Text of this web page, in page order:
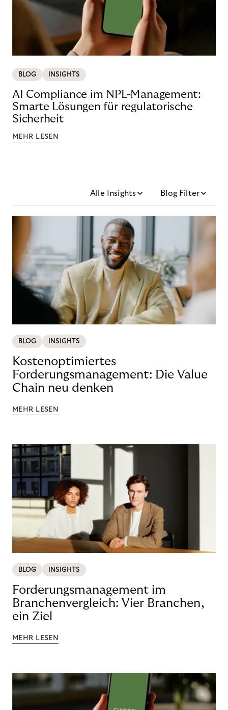
BLOG INSIGHTS
AI Compliance im NPL-Management:
Smarte Lösungen für regulatorische
Sicherheit
MEHR LESEN
Alle Insights Blog Filter
BLOG INSIGHTS
Kostenoptimiertes
Forderungsmanagement: Die Value
Chain neu denken
MEHR LESEN
BLOG INSIGHTS
Forderungsmanagement im
Branchenvergleich: Vier Branchen,
ein Ziel
MEHR LESEN